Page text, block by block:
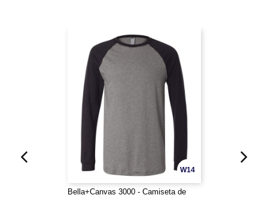
W14
Bella+Canvas 3000 - Camiseta de